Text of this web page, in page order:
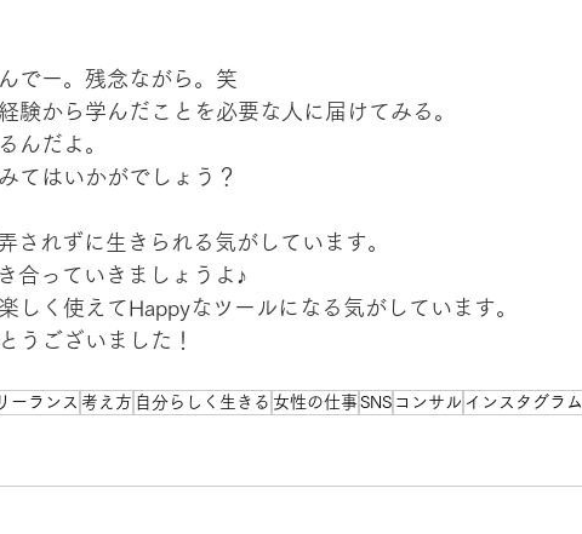
でー。残念ながら。笑
験から学んだことを必要な人に届けてみる。
んだよ。
てはいかがでしょう？
されずに生きられる気がしています。
合っていきましょうよ♪
しく使えてHappyなツールになる気がしています。
うございました！
ーランス 考え方 自分らしく生きる 女性の仕事 SNS コンサル インスタグラム